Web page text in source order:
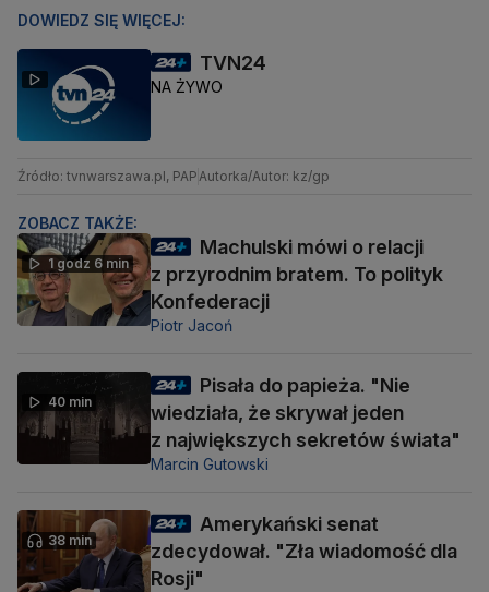
DOWIEDZ SIĘ WIĘCEJ:
TVN24
NA ŻYWO
Źródło: tvnwarszawa.pl, PAPAutorka/Autor: kz/gp
ZOBACZ TAKŻE:
1 godz 6 min
Machulski mówi o relacji
z przyrodnim bratem. To polityk
Konfederacji
Piotr Jacoń
40 min
Pisała do papieża. "Nie
wiedziała, że skrywał jeden
z największych sekretów świata"
Marcin Gutowski
38 min
Amerykański senat
zdecydował. "Zła wiadomość dla
Rosji"